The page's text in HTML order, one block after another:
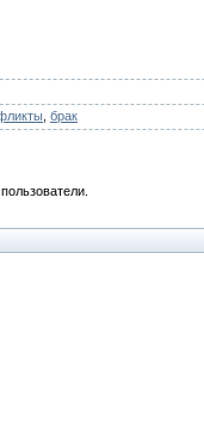
брак